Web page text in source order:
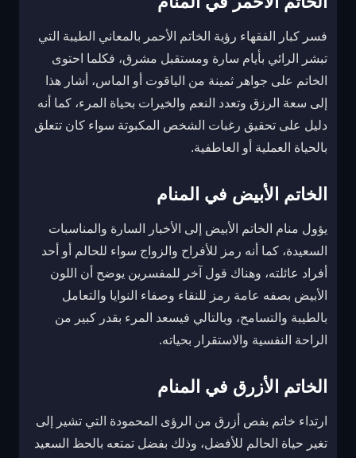
فسر كبار الفقهاء رؤية الخاتم الأحمر بالمعاني الطيبة التي
تبشر الرائي بأيام سارة ومستقبل مشرق، فكلما احتوى
الخاتم على جواهر ثمينة من الياقوت أو الماس، أشار هذا
إلى سعة الرزق وتعدد النعم والخيرات بحياة المرء، كما أنه
دليل على تحقيق رغبات الشخص المكبوتة سواء كان تتعلق
بالحياة العملية أو العاطفية.
الخاتم الأبيض في المنام
يؤول منام الخاتم الأبيض إلى الأخبار السارة والمناسبات
السعيدة، كما أنه رمز للأفراح والزواج سواء للحالم أو أحد
أفراد عائلته، وهناك قول آخر للمفسرين يوضح أن اللون
الأبيض بصفه عامة رمز للنقاء وصفاء النوايا والتعامل
بالطيبة والتسامح، وبالتالي فيسعد المرء بقدر كبير من
الراحة النفسية والاستقرار بحياته.
الخاتم الأزرق في المنام
ارتداء خاتم بفص أزرق من الرؤى المحمودة التي تشير إلى
تغير حياة الحالم للأفضل، وذلك بفضل تمتعه بالحظ السعيد